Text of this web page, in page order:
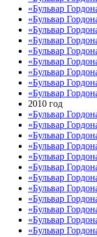
«Бульвар
«Бульвар
«Бульвар
«Бульвар
«Бульвар
«Бульвар
«Бульвар
«Бульвар
«Бульвар
2010 год
«Бульвар
«Бульвар
«Бульвар
«Бульвар
«Бульвар
«Бульвар
«Бульвар
«Бульвар
«Бульвар
«Бульвар
«Бульвар
«Бульвар